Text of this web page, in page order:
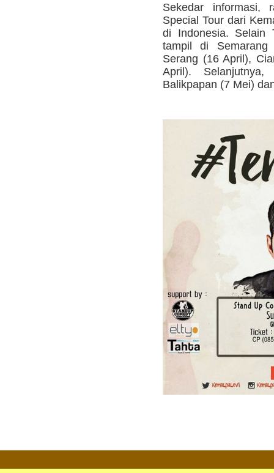
Sekedar informasi,
Special Tour dari
di Indonesia. Selain
tampil di
Serang (16 April),
April).
Balikpapan (7 Mei)